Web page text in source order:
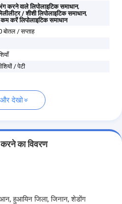
करने वाले लिपोलाइटिक समाधान,
/ शीशी लिपोलाइटिक समाधान,
करें लिपोलाइटिक समाधान
बोतल / सप्ताह
/ पेटी
और देखो
करने का विवरण
हुआयिन जिला, जिनान, शेडोंग